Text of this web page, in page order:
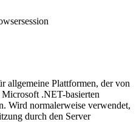
allgemeine Plattformen, der von
.NET-basierten
Wird normalerweise verwendet,
durch den Server